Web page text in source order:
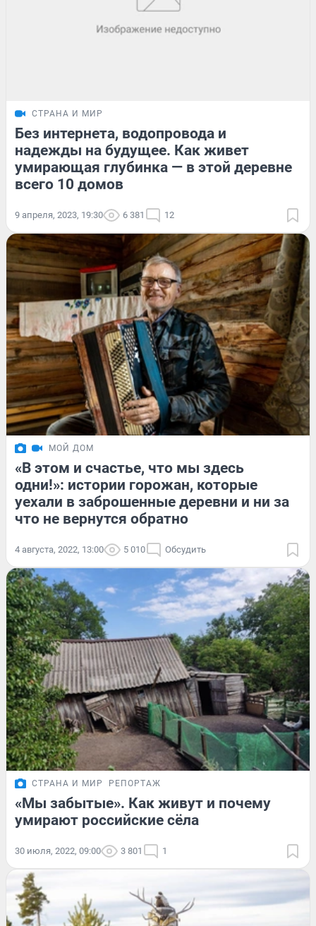
СТРАНА И МИР
Без интернета, водопровода и
надежды на будущее. Как живет
умирающая глубинка — в этой деревне
всего 10 домов
9 апреля, 2023, 19:30 6 381 12
МОЙ ДОМ
«В этом и счастье, что мы здесь
одни!»: истории горожан, которые
уехали в заброшенные деревни и ни за
что не вернутся обратно
4 августа, 2022, 13:00 5 010 Обсудить
СТРАНА И МИР РЕПОРТАЖ
«Мы забытые». Как живут и почему
умирают российские сёла
30 июля, 2022, 09:00 3 801 1